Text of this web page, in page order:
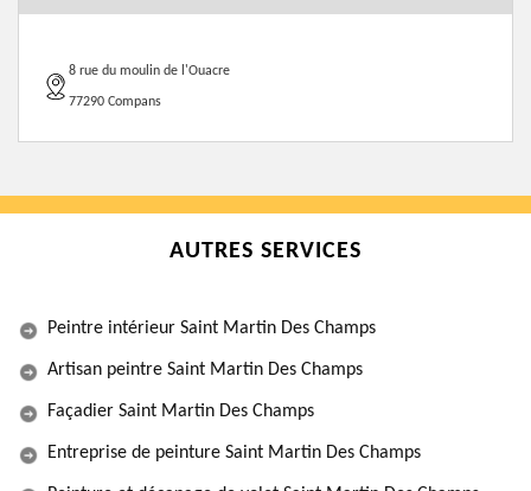
8 rue du moulin de l'Ouacre
77290 Compans
AUTRES SERVICES
Peintre intérieur Saint Martin Des Champs
Artisan peintre Saint Martin Des Champs
Façadier Saint Martin Des Champs
Entreprise de peinture Saint Martin Des Champs